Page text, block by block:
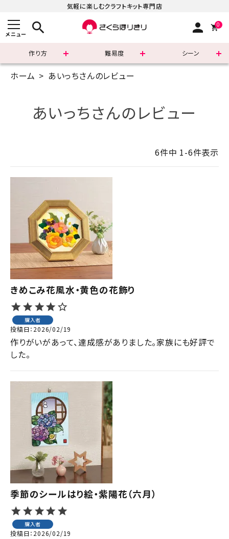
気軽に楽しむクラフトキット専門店
メニュー search person 0
作り方 難易度 シーン
まずはこちら
新着商品
診断チャート
ジャンルで選ぶ
レビューを見る
コーポレートサイト
実店舗案内
デイサービス／
介護施設関係の方へ
最新のチラシはこちら
お問い合わせ
ACCOUNT MENU
ようこそ ゲスト 様
ログイン person 会員登録
ホーム あいっちさんのレビュー
あいっちさんのレビュー
6件中 1-6件表示
きめこみ花風水・黄色の花飾り
購入者
投稿日 2026/02/19
作りがいがあって、達成感がありました。家族にも好評で
した。
季節のシールはり絵・紫陽花（六月）
購入者
投稿日 2026/02/19